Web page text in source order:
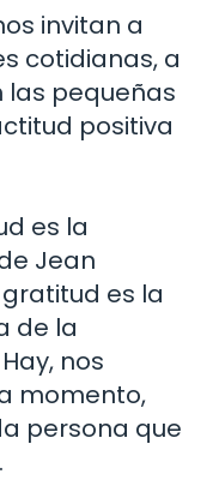
invitan a
cotidianas, a
las pequeñas
positiva
es la
Jean
gratitud es la
de la
nos
momento,
persona que